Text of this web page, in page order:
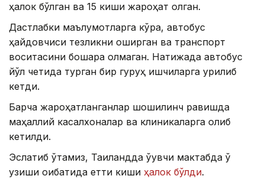
ҳалок бўлган ва 15 киши жароҳат олган.
Дастлабки маълумотларга кўра, автобус
ҳайдовчиси тезликни оширган ва транспорт
воситасини бошқара олмаган. Натижада автобус
йўл четида турган бир гуруҳ ишчиларга урилиб
кетди.
Барча жароҳатланганлар шошилинч равишда
маҳаллий касалхоналар ва клиникаларга олиб
кетилди.
Эслатиб ўтамиз, Таиландда ўқувчи мактабда ўқ
узиши оқибатида етти киши ҳалок бўлди.